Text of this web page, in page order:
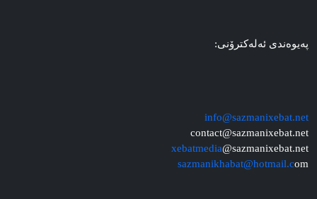
په‌یوه‌ندی ئه‌له‌کترۆنی:
info@sazmanixebat.net
contact@sazmanixebat.net
xebatmedia@sazmanixebat.net
sazmanikhabat@hotmail.com